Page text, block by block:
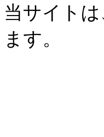
当サイト
ます。